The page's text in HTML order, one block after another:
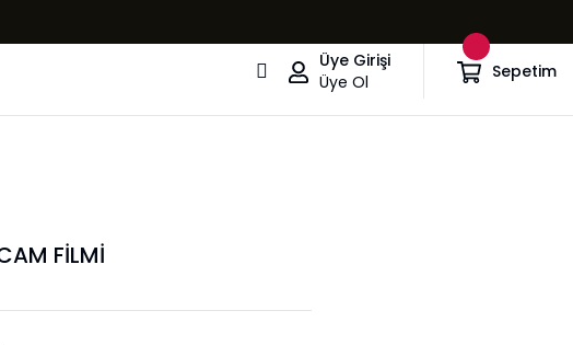
Üye Girişi
Üye Ol
Sepetim
FİLMİ